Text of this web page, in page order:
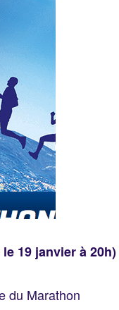
19 janvier à 20h)
du Marathon